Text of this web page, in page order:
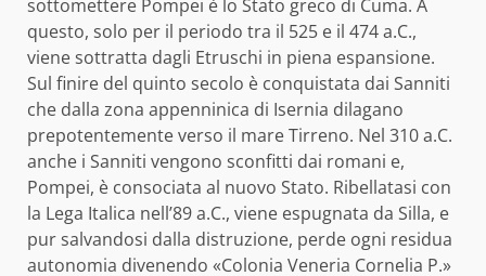
sottomettere Pompei è lo Stato greco di Cuma. A
questo, solo per il periodo tra il 525 e il 474 a.C.,
viene sottratta dagli Etruschi in piena espansione.
Sul finire del quinto secolo è conquistata dai Sanniti
che dalla zona appenninica di Isernia dilagano
prepotentemente verso il mare Tirreno. Nel 310 a.C.
anche i Sanniti vengono sconfitti dai romani e,
Pompei, è consociata al nuovo Stato. Ribellatasi con
la Lega Italica nell’89 a.C., viene espugnata da Silla, e
pur salvandosi dalla distruzione, perde ogni residua
autonomia divenendo «Colonia Veneria Cornelia P.»